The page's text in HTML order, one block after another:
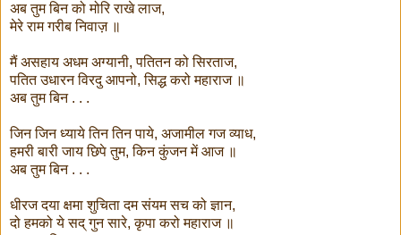
अब तुम बिन को मोरि राखे लाज,
मेरे राम गरीब निवाज़ ॥
मैं असहाय अधम अग्यानी, पतितन को सिरताज,
पतित उधारन विरदु आपनो, सिद्ध करो महाराज ॥
अब तुम बिन . . .
जिन जिन ध्याये तिन तिन पाये, अजामील गज व्याध,
हमरी बारी जाय छिपे तुम, किन कुंजन में आज ॥
अब तुम बिन . . .
धीरज दया क्षमा शुचिता दम संयम सच को ज्ञान,
दो हमको ये सद् गुन सारे, कृपा करो महाराज ॥